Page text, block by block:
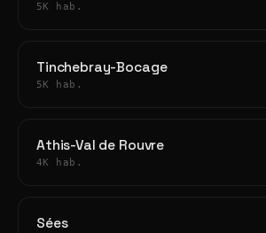
5K hab.
Tinchebray-Bocage
5K hab.
Athis-Val de Rouvre
4K hab.
Sées